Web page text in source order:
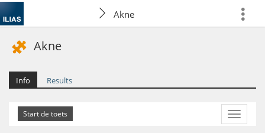
Akne
more
Akne
Info Results
More
Actions